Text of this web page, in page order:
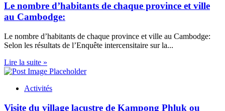
Le nombre d’habitants de chaque province et ville
au Cambodge:
Le nombre d’habitants de chaque province et ville au Cambodge:
Selon les résultats de l’Enquête intercensitaire sur la...
Lire la suite »
Activités
Visite du village lacustre de Kampong Phluk ou